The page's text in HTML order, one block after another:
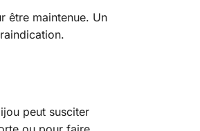
être maintenue. Un
peut susciter